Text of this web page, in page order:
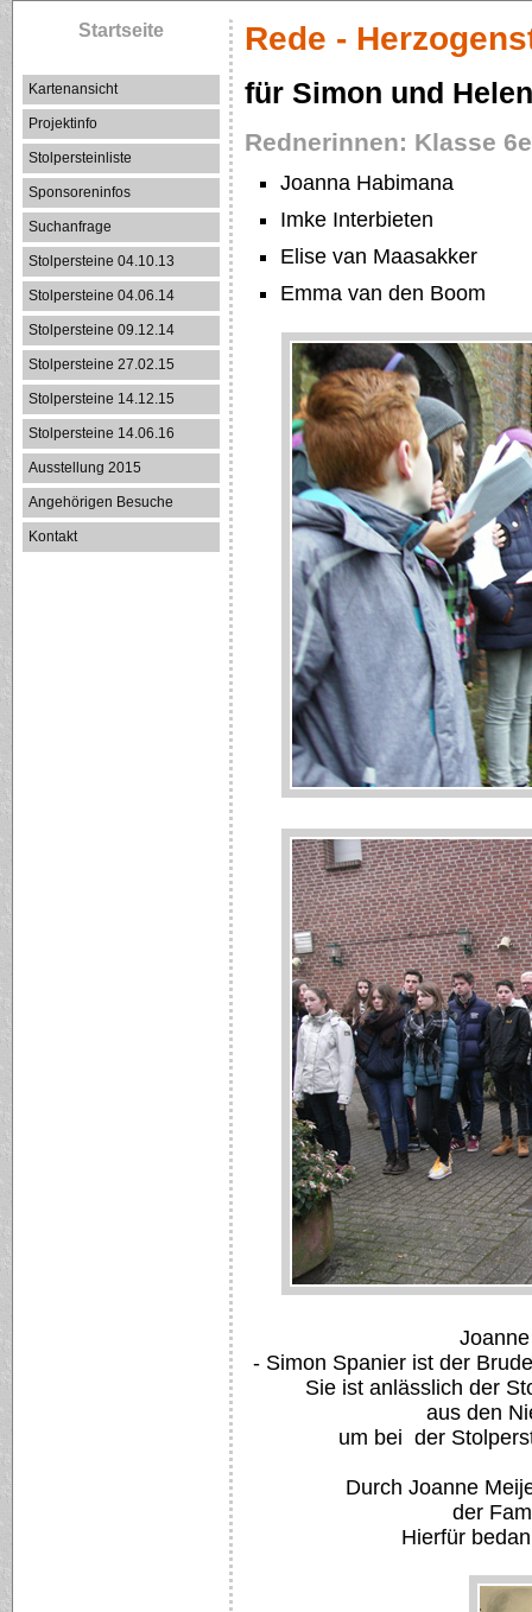
Startseite
Kartenansicht
Projektinfo
Stolpersteinliste
Sponsoreninfos
Suchanfrage
Stolpersteine 04.10.13
Stolpersteine 04.06.14
Stolpersteine 09.12.14
Stolpersteine 27.02.15
Stolpersteine 14.12.15
Stolpersteine 14.06.16
Ausstellung 2015
Angehörigen Besuche
Kontakt
Rede -
für Simon und
Rednerinnen: Klasse
Joanna Habimana
Imke Interbieten
Elise van Maasakker
Emma van den Boom
- Simon Spanier ist der
Sie ist anlässlich der
aus den
um bei der
Durch Joanne
der
Hierfür